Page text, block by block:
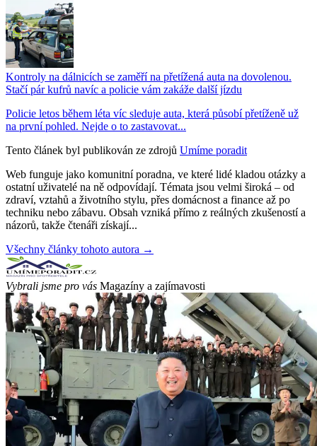
Kontroly na dálnicích se zaměří na přetížená auta na dovolenou.
Stačí pár kufrů navíc a policie vám zakáže další jízdu
Policie letos během léta víc sleduje auta, která působí přetíženě už
na první pohled. Nejde o to zastavovat...
Tento článek byl publikován ze zdrojů Umíme poradit
Web funguje jako komunitní poradna, ve které lidé kladou otázky a
ostatní uživatelé na ně odpovídají. Témata jsou velmi široká – od
zdraví, vztahů a životního stylu, přes domácnost a finance až po
techniku nebo zábavu. Obsah vzniká přímo z reálných zkušeností a
názorů, takže čtenáři získají...
Všechny články tohoto autora →
Vybrali jsme pro vás Magazíny a zajímavosti